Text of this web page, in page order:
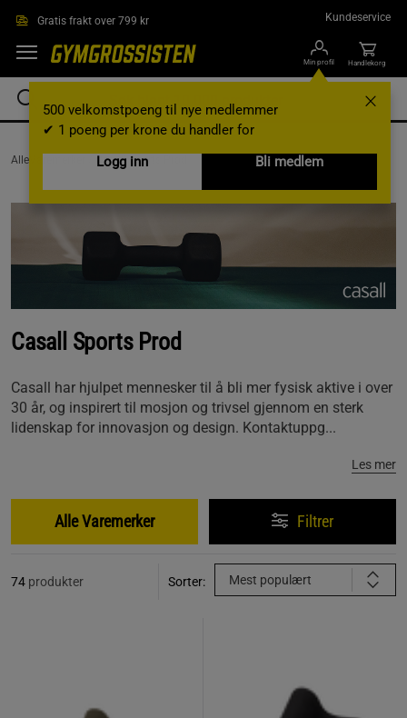
Gratis frakt over 799 kr Kundeservice
Min profil
500 velkomstpoeng til nye medlemmer
✔ 1 poeng per krone du handler for
Logg inn
Bli medlem
Handlekorg
AlleVaremerker / Casall Sports Prod
Casall Sports Prod
Casall har hjulpet mennesker til å bli mer fysisk aktive i over
30 år, og inspirert til mosjon og trivsel gjennom en sterk
lidenskap for innovasjon og design. Kontaktuppg...
Les mer
Alle Varemerker Filtrer
74 produkter Sorter: Mest populært